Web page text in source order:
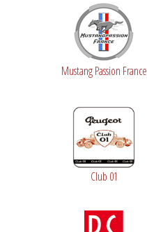
Mustang Passion France
Club 01